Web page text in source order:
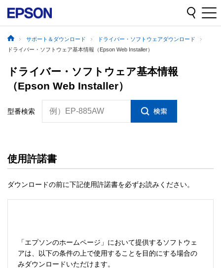
サポート＆ダウンロード
ドライバー・ソフトウェアダウンロード
ドライバー・ソフトウェア基本情報（Epson Web Installer）
ドライバー・ソフトウェア基本情報
（Epson Web Installer）
型番検索 例）EP-885AW
使用許諾書
ダウンロードの前に下記使用許諾書を必ずお読みください。
「エプソンのホームページ」において提供するソフトウェ
アは、以下の条件の上で使用することを目的にする場合の
みダウンロードいただけます。